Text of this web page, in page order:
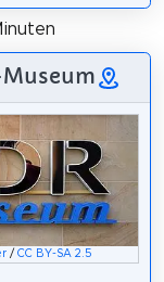
/CC BY-SA 2.5